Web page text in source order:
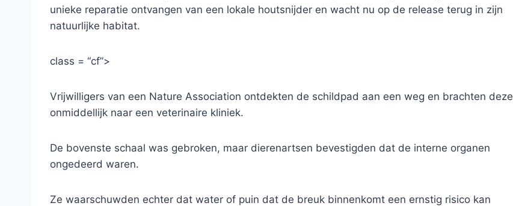
unieke reparatie ontvangen van een lokale houtsnijder en wacht nu op de release terug in zijn
natuurlijke habitat.
class = “cf”>
Vrijwilligers van een Nature Association ontdekten de schildpad aan een weg en brachten deze
onmiddellijk naar een veterinaire kliniek.
De bovenste schaal was gebroken, maar dierenartsen bevestigden dat de interne organen
ongedeerd waren.
Ze waarschuwden echter dat water of puin dat de breuk binnenkomt een ernstig risico kan